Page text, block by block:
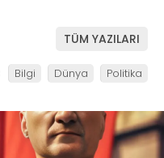
TÜM YAZILARI
Bilgi Dünya Politika